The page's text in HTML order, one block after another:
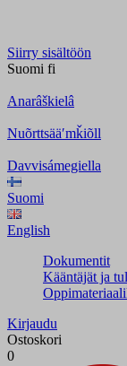
Siirry sisältöön
Suomi fi
Anarâškielâ
Nuõrttsääʹmǩiõll
Davvisámegiella
Suomi
English
Dokumentit
Kääntäjät ja
Kirjaudu
Ostoskori
0